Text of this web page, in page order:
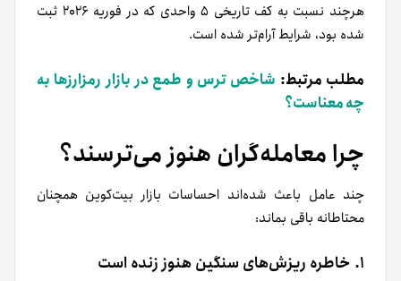
هرچند نسبت به کف تاریخی ۵ واحدی که در فوریه ۲۰۲۶ ثبت
شده بود، شرایط آرام‌تر شده است.
مطلب مرتبط: شاخص ترس و طمع در بازار رمزارزها به
چه معناست؟
چرا معامله‌گران هنوز می‌ترسند؟
چند عامل باعث شده‌اند احساسات بازار بیت‌کوین همچنان
محتاطانه باقی بماند:
۱. خاطره ریزش‌های سنگین هنوز زنده است